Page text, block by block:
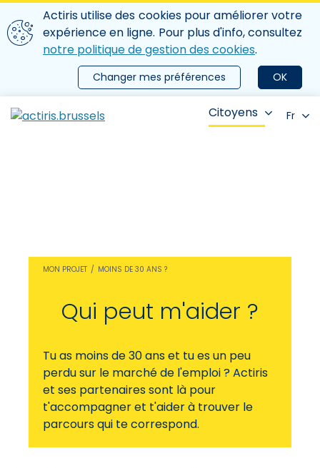
Aller au contenu principal
Nous utilisons des cookies
Actiris utilise des cookies pour améliorer votre
expérience en ligne. Pour plus d'info, consultez
notre politique de gestion des cookies.
OK
Changer mes préférences
le menu
Citoyens Fr
MON PROJET MOINS DE 30 ANS ?
Qui peut m'aider ?
Tu as moins de 30 ans et tu es un peu
perdu sur le marché de l'emploi ? Actiris
et ses partenaires sont là pour
t'accompagner et t'aider à trouver le
parcours qui te correspond.